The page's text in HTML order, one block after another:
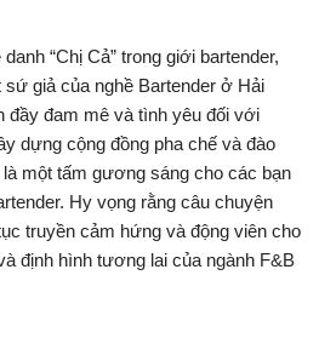
“Chị Cả” trong giới bartender,
giả của nghề Bartender ở Hải
đầy đam mê và tình yêu đối với
dựng cộng đồng pha chế và đào
một tấm gương sáng cho các bạn
Hy vọng rằng câu chuyện
truyền cảm hứng và động viên cho
định hình tương lai của ngành F&B